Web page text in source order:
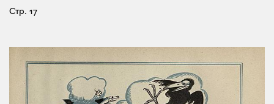
Стр. 17